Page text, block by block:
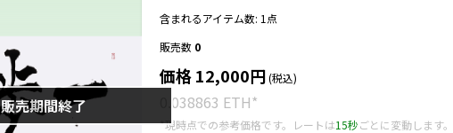
販売期間終了
含まれるアイテム数: 1点
販売数 0
価格 12,000円(税込)
0.038863 ETH*
*現時点での参考価格です。レートは15秒ごとに変動します。